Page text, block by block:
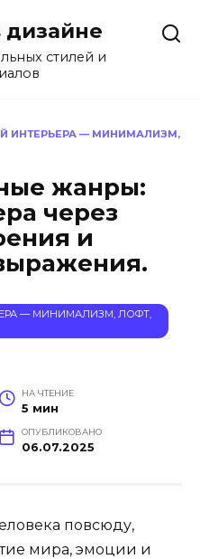
стилей и
ИНТЕРЬЕРА — МИНИМАЛИЗМ,
жанры:
через
и
— МИНИМАЛИЗМ, ЛОФТ,
НА ЧТЕНИЕ
5 мин
ОПУБЛИКОВАНО
06.07.2025
повсюду,
мира, эмоции и